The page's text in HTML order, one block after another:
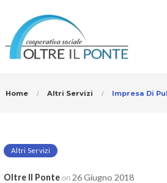
Home Altri Servizi Impresa Di
Altri Servizi
Oltre Il Ponteon26 Giugno 2018